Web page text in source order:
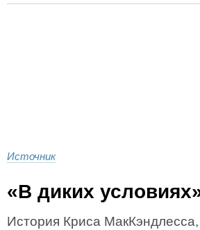
Источник
«В диких
История Криса